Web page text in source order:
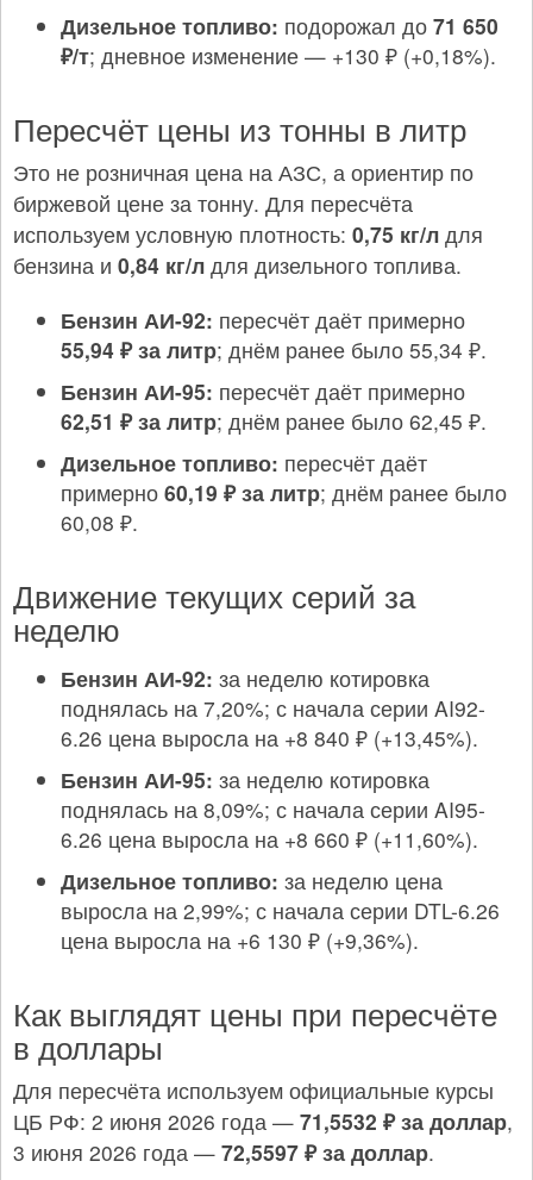
Дизельное топливо: подорожал до 71 650
₽/т; дневное изменение — +130 ₽ (+0,18%).
Пересчёт цены из тонны в литр
Это не розничная цена на АЗС, а ориентир по
биржевой цене за тонну. Для пересчёта
используем условную плотность: 0,75 кг/л для
бензина и 0,84 кг/л для дизельного топлива.
Бензин АИ-92: пересчёт даёт примерно
55,94 ₽ за литр; днём ранее было 55,34 ₽.
Бензин АИ-95: пересчёт даёт примерно
62,51 ₽ за литр; днём ранее было 62,45 ₽.
Дизельное топливо: пересчёт даёт
примерно 60,19 ₽ за литр; днём ранее было
60,08 ₽.
Движение текущих серий за
неделю
Бензин АИ-92: за неделю котировка
поднялась на 7,20%; с начала серии AI92-
6.26 цена выросла на +8 840 ₽ (+13,45%).
Бензин АИ-95: за неделю котировка
поднялась на 8,09%; с начала серии AI95-
6.26 цена выросла на +8 660 ₽ (+11,60%).
Дизельное топливо: за неделю цена
выросла на 2,99%; с начала серии DTL-6.26
цена выросла на +6 130 ₽ (+9,36%).
Как выглядят цены при пересчёте
в доллары
Для пересчёта используем официальные курсы
ЦБ РФ: 2 июня 2026 года — 71,5532 ₽ за доллар,
3 июня 2026 года — 72,5597 ₽ за доллар.